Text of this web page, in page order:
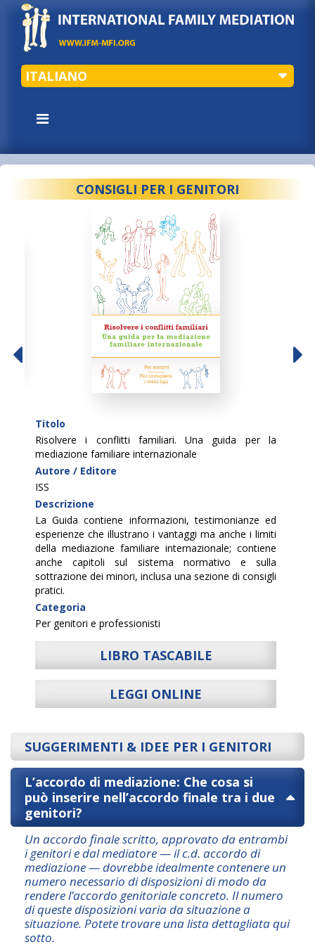
ITALIANO
CONSIGLI PER I GENITORI
Titolo
Risolvere i conflitti familiari. Una guida per la
mediazione familiare internazionale
Autore / Editore
ISS
Descrizione
La Guida contiene informazioni, testimonianze ed
esperienze che illustrano i vantaggi ma anche i limiti
della mediazione familiare internazionale; contiene
anche capitoli sul sistema normativo e sulla
sottrazione dei minori, inclusa una sezione di consigli
pratici.
Categoria
Per genitori e professionisti
LIBRO TASCABILE
LEGGI ONLINE
SUGGERIMENTI & IDEE PER I GENITORI
L’accordo di mediazione: Che cosa si
può inserire nell’accordo finale tra i due
genitori?
Un accordo finale scritto, approvato da entrambi
i genitori e dal mediatore — il c.d. accordo di
mediazione — dovrebbe idealmente contenere un
numero necessario di disposizioni di modo da
rendere l’accordo genitoriale concreto. Il numero
di queste disposizioni varia da situazione a
situazione. Potete trovare una lista dettagliata qui
sotto.